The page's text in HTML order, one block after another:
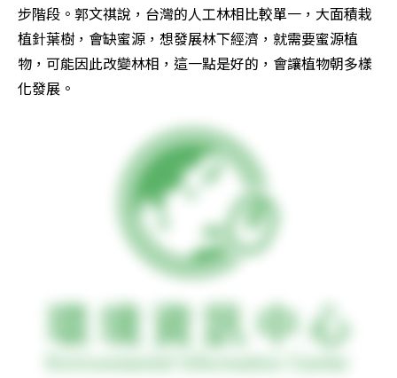
步階段。郭文祺說，台灣的人工林相比較單一，大面積栽
植針葉樹，會缺蜜源，想發展林下經濟，就需要蜜源植
物，可能因此改變林相，這一點是好的，會讓植物朝多樣
化發展。